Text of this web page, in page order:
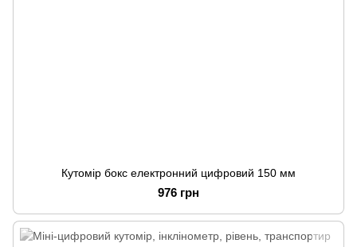
Кутомір бокс електронний цифровий 150 мм
976 грн